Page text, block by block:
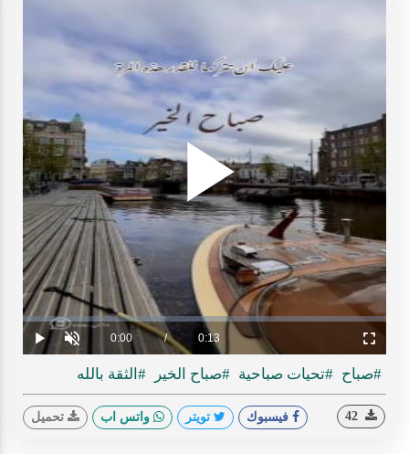
Play
Play Unmute Current
Time
0:00 / Duration
0:13
Loaded:
0%
Progress:
0%
Fullscreen
#صباح #تحيات صباحية #صباح الخير #الثقة بالله
فيسبوك تويتر واتس اب تحميل